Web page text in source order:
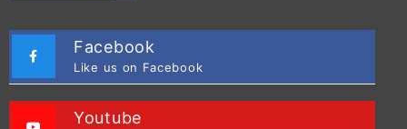
Facebook
Like us on Facebook
Youtube